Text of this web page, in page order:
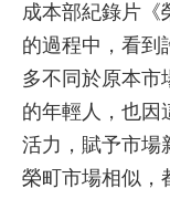
成本部紀錄片《
的過程中，看到
多不同於原本市
的年輕人，也因
活力，賦予市場
榮町市場相似，